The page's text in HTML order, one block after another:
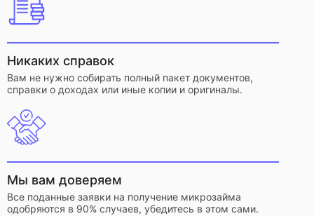
Никаких справок
Вам не нужно собирать полный пакет документов,
справки о доходах или иные копии и оригиналы.
Мы вам доверяем
Все поданные заявки на получение микрозайма
одобряются в 90% случаев, убедитесь в этом сами.